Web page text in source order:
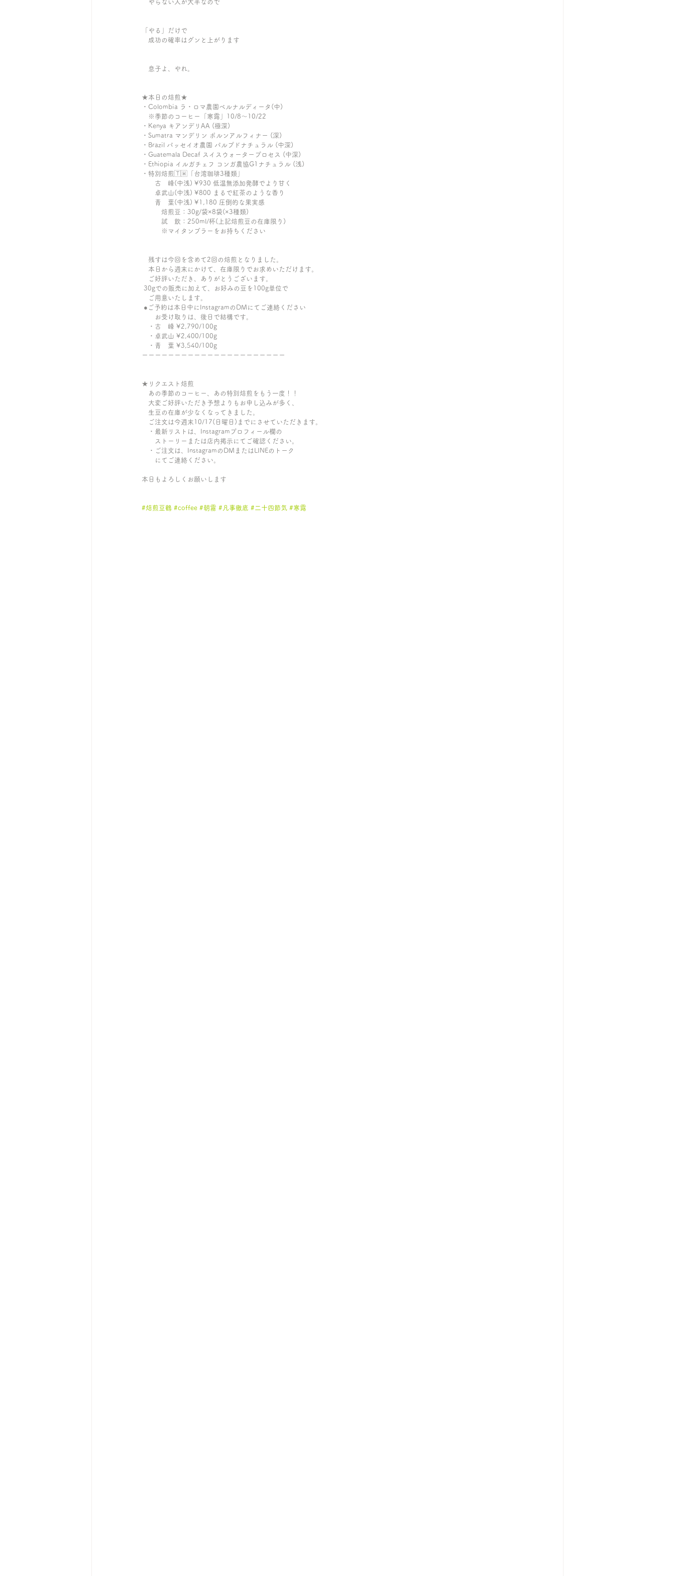
やらない人が大半なので
「やる」だけで
成功の確率はグンと上がります
息子よ、やれ。
★本日の焙煎★
・Colombia ラ・ロマ農園ベルナルディータ(中)
※季節のコーヒー「寒露」10/8〜10/22
・Kenya キアンデリAA (極深)
・Sumatra マンデリン ポルンアルフィナー (深)
・Brazil パッセイオ農園 パルプドナチュラル (中深)
・Guatemala Decaf スイスウォータープロセス (中深)
・Ethiopia イルガチェフ コンガ農協G1ナチュラル (浅)
・特別焙煎🇹🇼「台湾珈琲3種類」
古　峰(中浅) ¥930 低温無添加発酵でより甘く
卓武山(中浅) ¥800 まるで紅茶のような香り
青　葉(中浅) ¥1,180 圧倒的な果実感
焙煎豆：30g/袋×8袋(×3種類)
試　飲：250ml/杯(上記焙煎豆の在庫限り)
※マイタンブラーをお持ちください
残すは今回を含めて2回の焙煎となりました。
本日から週末にかけて、在庫限りでお求めいただけます。
ご好評いただき、ありがとうございます。
30gでの販売に加えて、お好みの豆を100g単位で
ご用意いたします。
●ご予約は本日中にInstagramのDMにてご連絡ください
お受け取りは、後日で結構です。
・古　峰 ¥2,790/100g
・卓武山 ¥2,400/100g
・青　葉 ¥3,540/100g
ーーーーーーーーーーーーーーーーーーーーーー
★リクエスト焙煎
あの季節のコーヒー、あの特別焙煎をもう一度！！
大変ご好評いただき予想よりもお申し込みが多く、
生豆の在庫が少なくなってきました。
ご注文は今週末10/17(日曜日)までにさせていただきます。
・最新リストは、Instagramプロフィール欄の
ストーリーまたは店内掲示にてご確認ください。
・ご注文は、InstagramのDMまたはLINEのトーク
にてご連絡ください。
本日もよろしくお願いします
#焙煎豆鶴 #coffee #朝霧 #凡事徹底 #二十四節気 #寒露